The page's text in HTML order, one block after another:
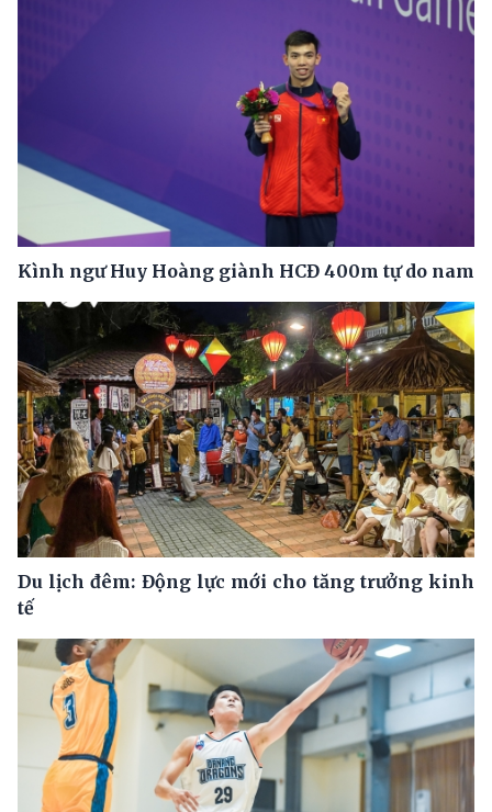
Kình ngư Huy Hoàng giành HCĐ 400m tự do nam
Du lịch đêm: Động lực mới cho tăng trưởng kinh
tế